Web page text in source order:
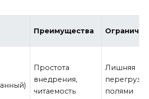
Преимущества
Простота
внедрения,
читаемость
Лишняя
перегрузка
полями